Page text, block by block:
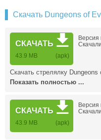
Скачать Dungeons of
СКАЧАТЬ
43.9 MB (apk)
Версия
Скачать стрелялку
Показать полностью ...
СКАЧАТЬ
43.9 MB (apk)
Версия